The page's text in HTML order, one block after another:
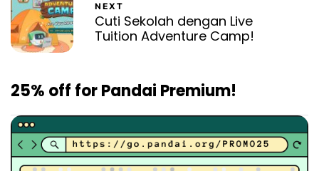
NEXT
Cuti Sekolah dengan Live
Tuition Adventure Camp!
25% off for Pandai Premium!